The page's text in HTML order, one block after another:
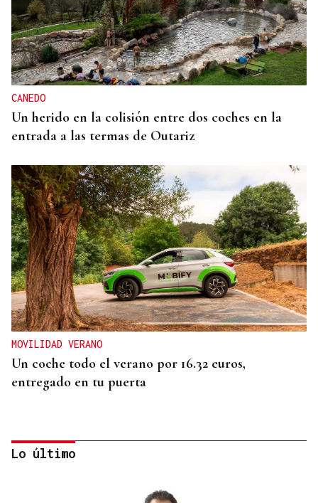
CANEDO
Un herido en la colisión entre dos coches en la
entrada a las termas de Outariz
MOVILIDAD VERANO
Un coche todo el verano por 16.32 euros,
entregado en tu puerta
Lo último